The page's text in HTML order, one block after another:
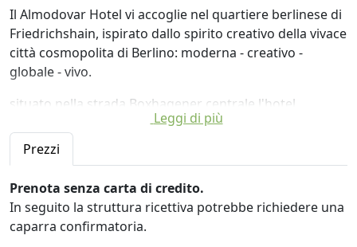
Il Almodovar Hotel vi accoglie nel quartiere berlinese di
Friedrichshain, ispirato dallo spirito creativo della vivace
città cosmopolita di Berlino: moderna - creativo -
globale - vivo.
situato nella strada Boxhagener centrale l'hotel
Almodóvar offre collegamenti ottimali a tutti i distretti
ed è quindi il luogo ideale per il vostro soggiorno a
Le 60 camere sono moderne e arredate
individualmente con materiali naturali e offrono diverse
categorie di camere standard ben attrezzate per
l'appartamento spazioso.
Leggi di più
Prezzi
Prenota senza carta di credito.
In seguito la struttura ricettiva potrebbe richiedere una
caparra confirmatoria.